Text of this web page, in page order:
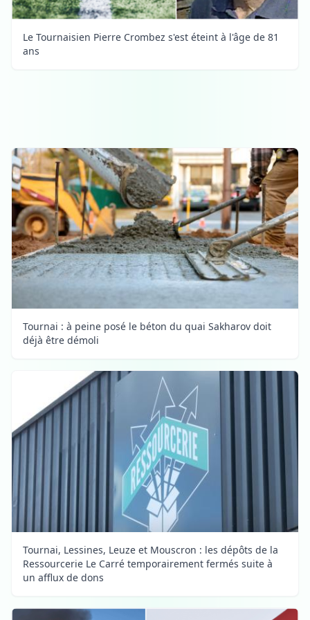
Le Tournaisien Pierre Crombez s'est éteint à l'âge de 81
ans
Tournai : à peine posé le béton du quai Sakharov doit
déjà être démoli
Tournai, Lessines, Leuze et Mouscron : les dépôts de la
Ressourcerie Le Carré temporairement fermés suite à
un afflux de dons